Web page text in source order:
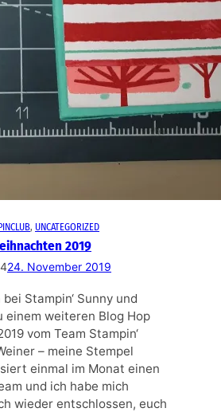
, UNCATEGORIZED
2019
24. November 2019
Stampin‘ Sunny und
einem weiteren Blog Hop
vom Team Stampin‘
– meine Stempel
einmal im Monat einen
und ich habe mich
wieder entschlossen, euch